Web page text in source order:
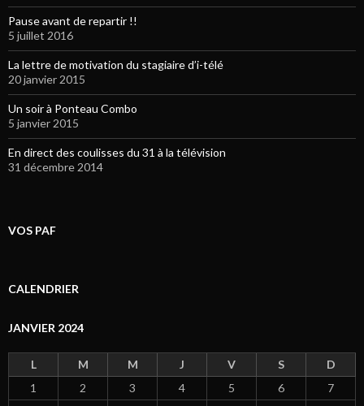
Pause avant de repartir !!
5 juillet 2016
La lettre de motivation du stagiaire d’i-télé
20 janvier 2015
Un soir à Ponteau Combo
5 janvier 2015
En direct des coulisses du 31 à la télévision
31 décembre 2014
VOS PAF
CALENDRIER
JANVIER 2024
L M M J V S
D
1
2 3 4 5 6
7